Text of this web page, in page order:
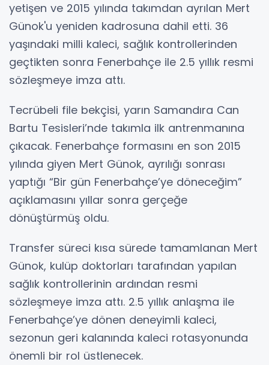
yetişen ve 2015 yılında takımdan ayrılan Mert
Günok'u yeniden kadrosuna dahil etti. 36
yaşındaki milli kaleci, sağlık kontrollerinden
geçtikten sonra Fenerbahçe ile 2.5 yıllık resmi
sözleşmeye imza attı.
Tecrübeli file bekçisi, yarın Samandıra Can
Bartu Tesisleri’nde takımla ilk antrenmanına
çıkacak. Fenerbahçe formasını en son 2015
yılında giyen Mert Günok, ayrılığı sonrası
yaptığı “Bir gün Fenerbahçe’ye döneceğim”
açıklamasını yıllar sonra gerçeğe
dönüştürmüş oldu.
Transfer süreci kısa sürede tamamlanan Mert
Günok, kulüp doktorları tarafından yapılan
sağlık kontrollerinin ardından resmi
sözleşmeye imza attı. 2.5 yıllık anlaşma ile
Fenerbahçe’ye dönen deneyimli kaleci,
sezonun geri kalanında kaleci rotasyonunda
önemli bir rol üstlenecek.